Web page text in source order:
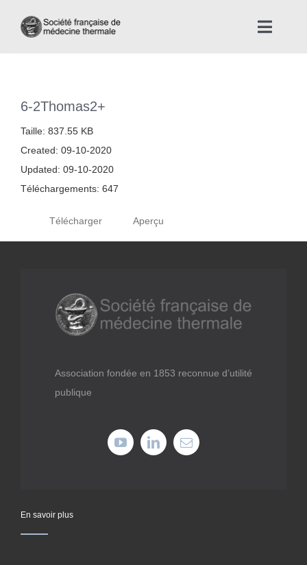
Toggle
Actualités
Médiathèque
Recherche
Offres professionnelles
Cotiser
6-2Thomas2+
Taille: 837.55 KB
Created: 09-10-2020
Updated: 09-10-2020
Téléchargements: 647
Télécharger Aperçu
Association fondée en 1853 reconnue d’utilité
publique
En savoir plus